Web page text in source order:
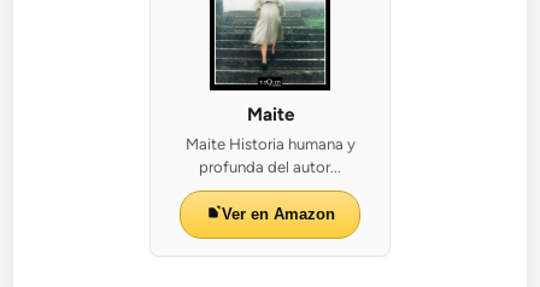
Maite
Maite Historia humana y
profunda del autor...
Ver en Amazon